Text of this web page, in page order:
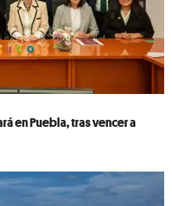
en Puebla, tras vencer a